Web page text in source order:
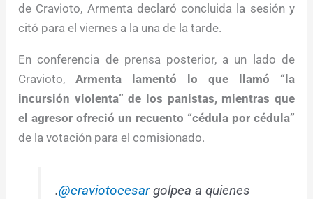
de Cravioto, Armenta declaró concluida la sesión y
citó para el viernes a la una de la tarde.
En conferencia de prensa posterior, a un lado de
Cravioto,Armenta lamentó lo que llamó “la
incursión violenta” de los panistas, mientras que
el agresor ofreció un recuento “cédula por cédula”
de la votación para el comisionado.
.@craviotocesargolpea a quienes